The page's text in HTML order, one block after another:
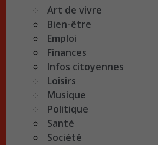
Art de vivre
Bien-être
Emploi
Finances
Infos citoyennes
Loisirs
Musique
Politique
Santé
Société